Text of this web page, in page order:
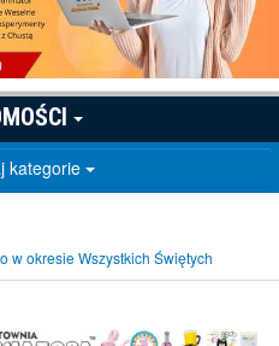
kategorie
w okresie Wszystkich Świętych